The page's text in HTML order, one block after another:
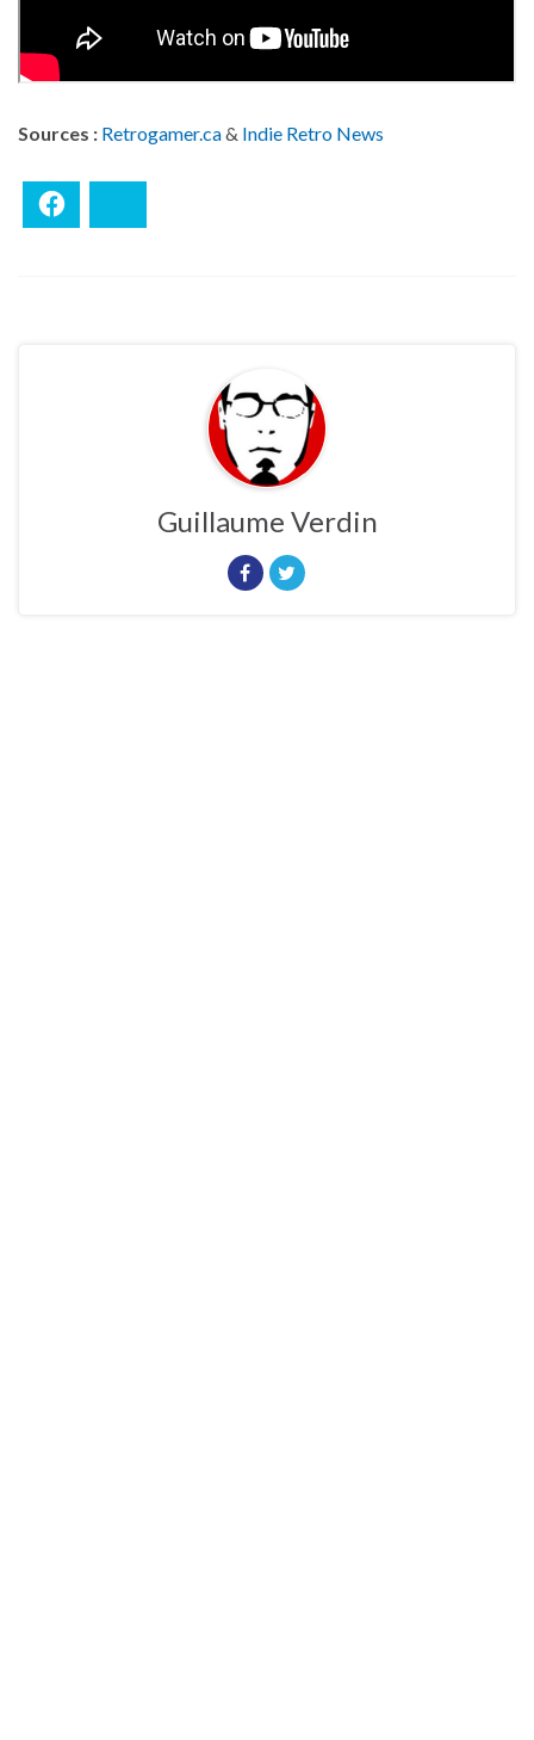
Sources : Retrogamer.ca& Indie Retro News
Guillaume Verdin